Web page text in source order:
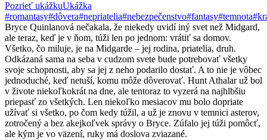
Pozrieť ukážkuUkážka
#romantasy#dôvera#nepriatelia#nebezpečenstvo#fantasy#temnota
Bryce Quinlanová nečakala, že niekedy uvidí iný svet než Midgard,
ale teraz, keď je v ňom, túži len po jednom: vrátiť sa domov.
Všetko, čo miluje, je na Midgarde – jej rodina, priatelia, druh.
Odkázaná sama na seba v cudzom svete bude potrebovať všetky
svoje schopnosti, aby sa jej z neho podarilo dostať. A to nie je vôbec
jednoduché, keď netuší, komu môže dôverovať. Hunt Athalar už bol
v živote niekoľkokrát na dne, ale tentoraz to vyzerá na najhlbšiu
priepasť zo všetkých. Len niekoľko mesiacov mu bolo dopriate
užívať si všetko, po čom kedy túžil, a už je znovu v temnici asterov,
zotročený a bez akejkoľvek správy o Bryce. Zúfalo jej túži pomôcť,
ale kým je vo väzení, ruky má doslova zviazané.